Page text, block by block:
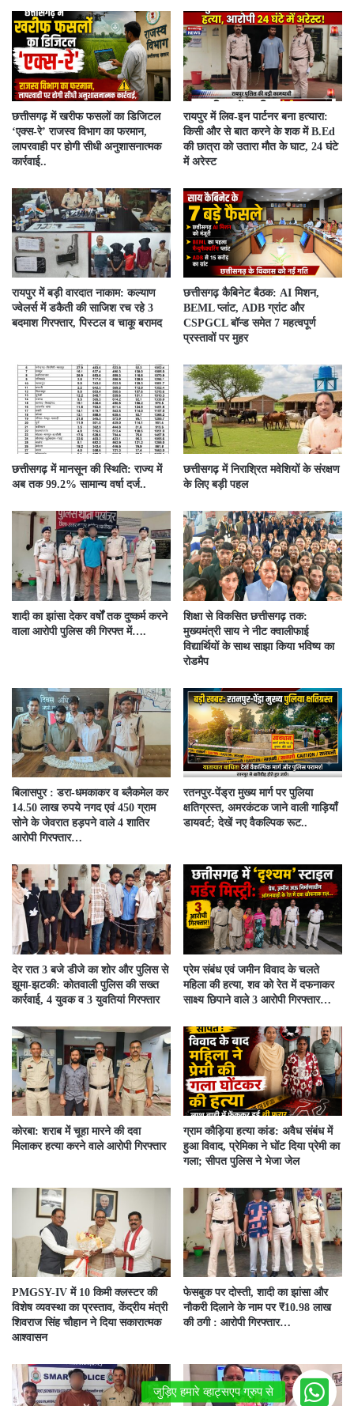
​छत्तीसगढ़ में खरीफ फसलों का डिजिटल
‘एक्स-रे’ राजस्व विभाग का फरमान,
लापरवाही पर होगी सीधी अनुशासनात्मक
कार्रवाई..
रायपुर में लिव-इन पार्टनर बना हत्यारा:
किसी और से बात करने के शक में B.Ed
की छात्रा को उतारा मौत के घाट, 24 घंटे
में अरेस्ट
रायपुर में बड़ी वारदात नाकाम: कल्याण
ज्वेलर्स में डकैती की साजिश रच रहे 3
बदमाश गिरफ्तार, पिस्टल व चाकू बरामद
छत्तीसगढ़ कैबिनेट बैठक: AI मिशन,
BEML प्लांट, ADB ग्रांट और
CSPGCL बॉन्ड समेत 7 महत्वपूर्ण
प्रस्तावों पर मुहर
छत्तीसगढ़ में मानसून की स्थिति: राज्य में
अब तक 99.2% सामान्य वर्षा दर्ज..
छत्तीसगढ़ में निराश्रित मवेशियों के संरक्षण
के लिए बड़ी पहल
शादी का झांसा देकर वर्षों तक दुष्कर्म करने
वाला आरोपी पुलिस की गिरफ्त में….
शिक्षा से विकसित छत्तीसगढ़ तक:
मुख्यमंत्री साय ने नीट क्वालीफाई
विद्यार्थियों के साथ साझा किया भविष्य का
रोडमैप
बिलासपुर : डरा-धमकाकर व ब्लैकमेल कर
14.50 लाख रुपये नगद एवं 450 ग्राम
सोने के जेवरात हड़पने वाले 4 शातिर
आरोपी गिरफ्तार…
रतनपुर-पेंड्रा मुख्य मार्ग पर पुलिया
क्षतिग्रस्त, अमरकंटक जाने वाली गाड़ियाँ
डायवर्ट; देखें नए वैकल्पिक रूट..
देर रात 3 बजे डीजे का शोर और पुलिस से
झूमा-झटकी: कोतवाली पुलिस की सख्त
कार्रवाई, 4 युवक व 3 युवतियां गिरफ्तार
प्रेम संबंध एवं जमीन विवाद के चलते
महिला की हत्या, शव को रेत में दफनाकर
साक्ष्य छिपाने वाले 3 आरोपी गिरफ्तार…
कोरबा: शराब में चूहा मारने की दवा
मिलाकर हत्या करने वाले आरोपी गिरफ्तार
ग्राम कौड़िया हत्या कांड: अवैध संबंध में
हुआ विवाद, प्रेमिका ने घोंट दिया प्रेमी का
गला; सीपत पुलिस ने भेजा जेल
PMGSY-IV में 10 किमी क्लस्टर की
विशेष व्यवस्था का प्रस्ताव, केंद्रीय मंत्री
शिवराज सिंह चौहान ने दिया सकारात्मक
आश्वासन
फेसबुक पर दोस्ती, शादी का झांसा और
नौकरी दिलाने के नाम पर ₹10.98 लाख
की ठगी : आरोपी गिरफ्तार…